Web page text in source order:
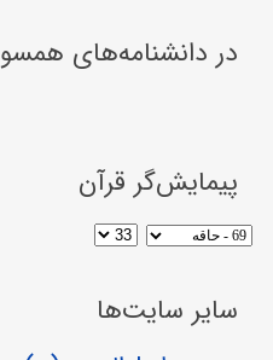
در دانشنامه‌های همسو
پیمایش‌گر قرآن
سایر سایت‌ها